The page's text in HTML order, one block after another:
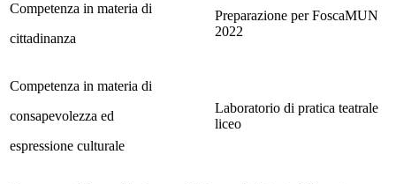
Competenza in materia di
cittadinanza
Preparazione per FoscaMUN
2022
Competenza in materia di
consapevolezza ed
espressione culturale
Laboratorio di pratica teatrale
liceo